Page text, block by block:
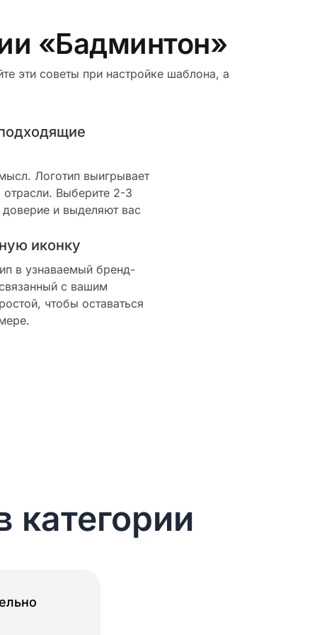
«Бадминтон»
эти советы при настройке шаблона, а
Логотип выигрывает
Выберите 2-3
и выделяют вас
иконку
в узнаваемый бренд-
с вашим
чтобы оставаться
категории